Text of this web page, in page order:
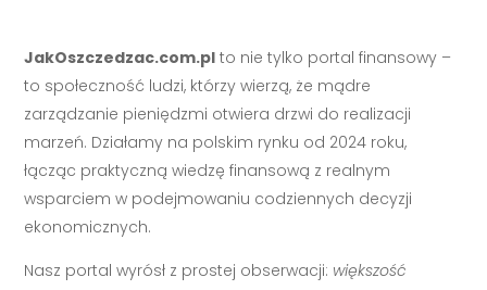
JakOszczedzac.com.pl to nie tylko portal finansowy –
to społeczność ludzi, którzy wierzą, że mądre
zarządzanie pieniędzmi otwiera drzwi do realizacji
marzeń. Działamy na polskim rynku od 2024 roku,
łącząc praktyczną wiedzę finansową z realnym
wsparciem w podejmowaniu codziennych decyzji
ekonomicznych.
Nasz portal wyrósł z prostej obserwacji: większość